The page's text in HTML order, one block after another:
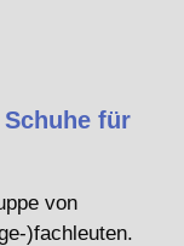
für
von
)fachleuten.